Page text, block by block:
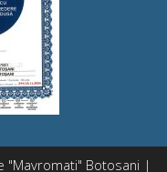
"Mavromati" Botosani |